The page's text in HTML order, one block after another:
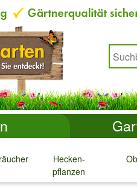
Hecken-
pflanzen
↓
↓